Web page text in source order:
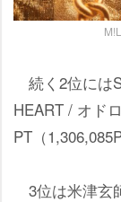
続く2位には
HEART / オド
PT（
3位は米津玄